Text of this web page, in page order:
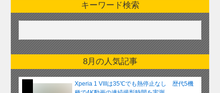
キーワード検索
8月の人気記事
Xperia 1 VIIIは35℃でも熱停止なし 歴代5機